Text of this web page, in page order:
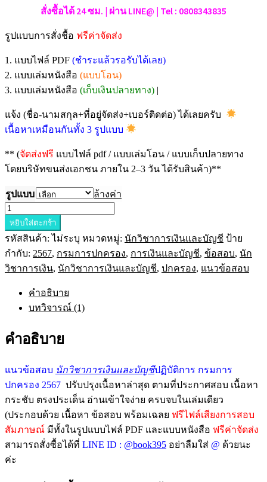
สั่งซื้อได้ 24 ซม. | ผ่าน LINE@ | Tel : 0808343835
รูปแบบการสั่งชื้อ ฟรีค่าจัดส่ง
1. แบบไฟล์ PDF (ชำระแล้วรอรับได้เลย)
2. แบบเล่มหนังสือ (แบบโอน)
3. แบบเล่มหนังสือ (เก็บเงินปลายทาง) |
แจ้ง (ชื่อ-นามสกุล+ที่อยู่จัดส่ง+เบอร์ติดต่อ) ได้เลยครับ
เนื้อหาเหมือนกันทั้ง 3 รูปแบบ
** (จัดส่งฟรี แบบไฟล์ pdf / แบบเล่มโอน / แบบเก็บปลายทาง
โดยบริษัทขนส่งเอกชน ภายใน 2–3 วัน ได้รับสินค้า)**
รูปแบบ
ล้างค่า
จำนวน
แนว
ข้อสอบ
นัก
วิชาการ
การ
การ
ปกครอง
2567
อัพเดท
ล่าสุด
พร้อม
เฉลย
หยิบใส่ตะกร้า
รหัสสินค้า:ไม่ระบุ หมวดหมู่: นักวิชาการเงินและบัญชี ป้าย
กำกับ: 2567, กรมการปกครอง, การเงินและบัญชี, ข้อสอบ, นัก
วิชาการเงิน, นักวิชาการเงินและบัญชี, ปกครอง, แนวข้อสอบ
คำอธิบาย
บทวิจารณ์ (1)
คำอธิบาย
แนวข้อสอบ นักวิชาการเงินและบัญชีปฏิบัติการ กรมการ
ปกครอง 2567 ปรับปรุงเนื้อหาล่าสุด ตามที่ประกาศสอบ เนื้อหา
กระชับ ตรงประเด็น อ่านเข้าใจง่าย ครบจบในเล่มเดียว
(ประกอบด้วย เนื้อหา ข้อสอบ พร้อมเฉลย ฟรีไฟล์เสียงการสอบ
สัมภาษณ์ มีทั้งในรูปแบบไฟล์ PDF และแบบหนังสือ ฟรีค่าจัดส่ง
สามารถสั่งซื้อได้ที่ LINE ID : @book395 อย่าลืมใส่ @ ด้วยนะ
ค่ะ